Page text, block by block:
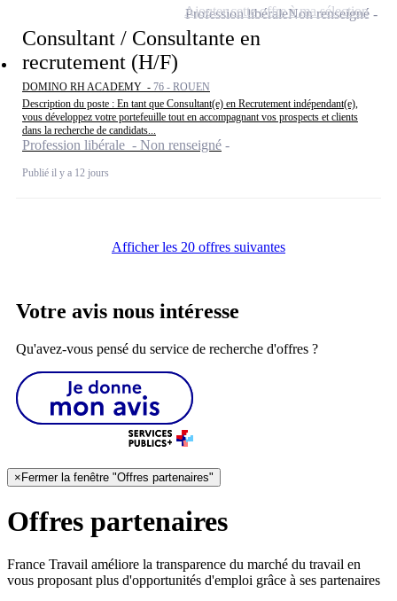
Consultant / Consultante en
recrutement (H/F)
DOMINO RH ACADEMY - 76 - ROUEN
Description du poste : En tant que Consultant(e) en Recrutement indépendant(e),
vous développez votre portefeuille tout en accompagnant vos prospects et clients
dans la recherche de candidats...
Profession libérale - Non renseigné
Publié il y a 12 jours
Profession libéraleNon renseigné
Ajouter cette offre à ma sélection
Afficher les 20 offres suivantes
Votre avis nous intéresse
Qu'avez-vous pensé du service de recherche d'offres ?
×Fermer la fenêtre "Offres partenaires"
Offres partenaires
France Travail améliore la transparence du marché du travail en
vous proposant plus d'opportunités d'emploi grâce à ses partenaires